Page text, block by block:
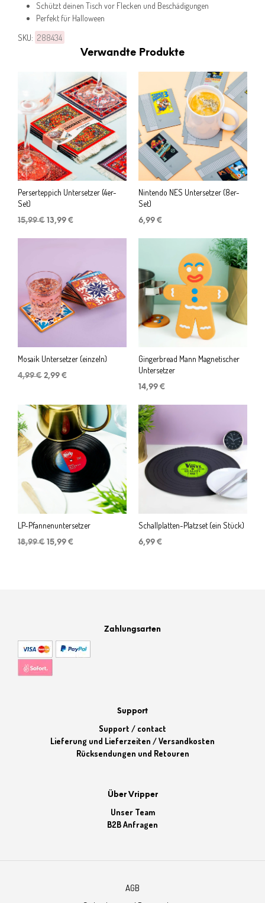
Schützt deinen Tisch vor Flecken und Beschädigungen
Perfekt für Halloween
SKU: 288434
Verwandte Produkte
Perserteppich Untersetzer (4er-
Set)
15,99€ Ursprünglicher
war:
13,99 €
ist:
Nintendo NES Untersetzer (8er-
Set)
6,99 €
Mosaik Untersetzer (einzeln)
4,99€ Ursprünglicher
4,99 €
2,99 €
2,99 €.
Gingerbread Mann Magnetischer
Untersetzer
14,99 €
LP-Pfannenuntersetzer
18,99€ Ursprünglicher
15,99 €
Schallplatten-Platzset (ein Stück)
6,99 €
Zahlungsarten
Support
Support / contact
Lieferung und Lieferzeiten / Versandkosten
Rücksendungen und Retouren
Über Vripper
Unser Team
B2B Anfragen
AGB